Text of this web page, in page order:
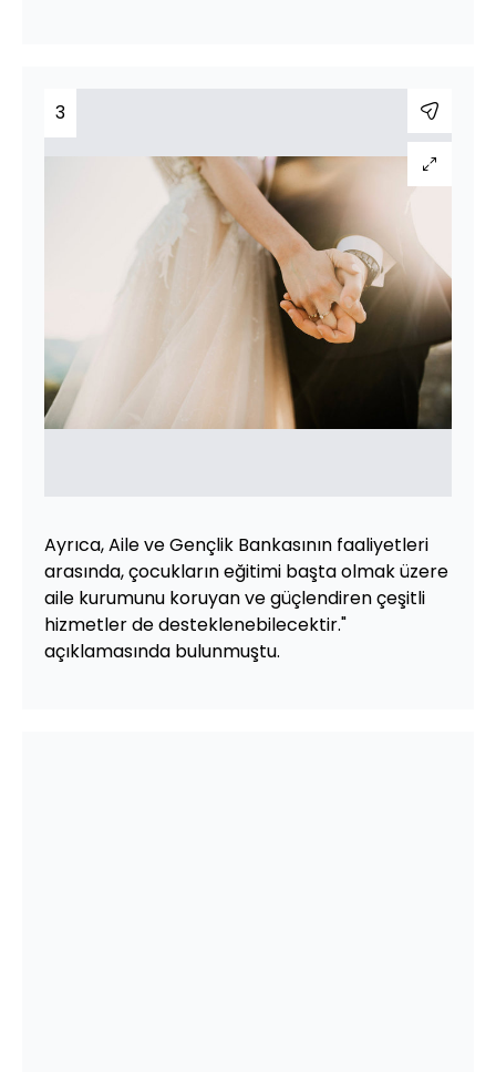
3
Ayrıca, Aile ve Gençlik Bankasının faaliyetleri
arasında, çocukların eğitimi başta olmak üzere
aile kurumunu koruyan ve güçlendiren çeşitli
hizmetler de desteklenebilecektir."
açıklamasında bulunmuştu.